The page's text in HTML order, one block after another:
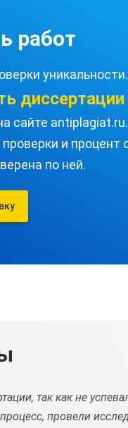
работ
уникальности.
диссертации
сайте
и процент
по ней.
так как не
провели